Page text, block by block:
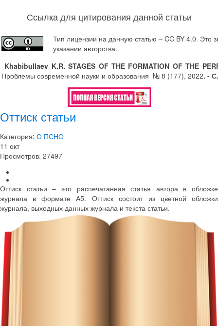
Ссылка для цитирования данной статьи
Тип лицензии на данную статью – CC BY 4.0.
указании авторства.
Khabibullaev K.R. STAGES OF THE FORMATION OF THE
Проблемы современной науки и образования № 8 (177), 2022. -
Оттиск статьи
Категория: О ПСНО
11 окт
Просмотров: 27497
Оттиск статьи – это распечатанная статья автора в обложке
журнала в формате А5. Оттиск состоит из цветной обложки
журнала, выходных данных журнала и текста статьи.